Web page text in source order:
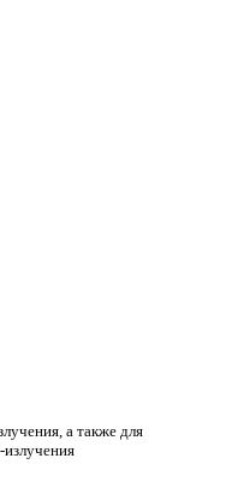
а также для